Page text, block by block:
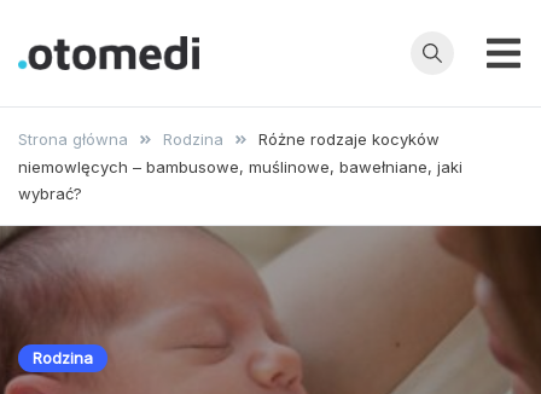
OtoMedi.pl
choroby,
badania, leczenie
i profilaktyka
Strona główna Rodzina
Różne rodzaje kocyków
niemowlęcych – bambusowe, muślinowe, bawełniane, jaki
wybrać?
Rodzina